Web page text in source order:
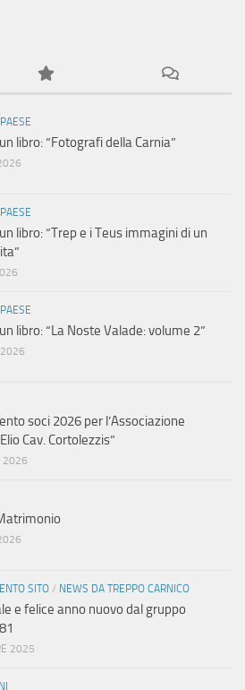
libro: “Fotografi della Carnia”
libro: “Trep e i Teus immagini di un
libro: “La Noste Valade: volume 2”
2026
soci 2026 per l’Associazione
Cav. Cortolezzis”
2026
SITO / NEWS DA TREPPO CARNICO
e felice anno nuovo dal gruppo
2025